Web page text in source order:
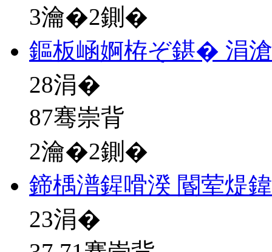
3瀹�2鍘�
鏂板崡婀栫ぞ鍖� 涓
28涓�
87骞崇背
2瀹�2鍘�
鍗楀潽鍟嗗湀 閽荤煶
23涓�